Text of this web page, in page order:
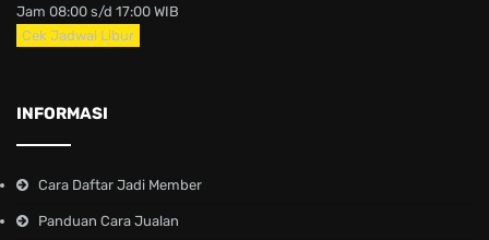
Jam 08:00 s/d 17:00 WIB
Cek Jadwal Libur
INFORMASI
Cara Daftar Jadi Member
Panduan Cara Jualan